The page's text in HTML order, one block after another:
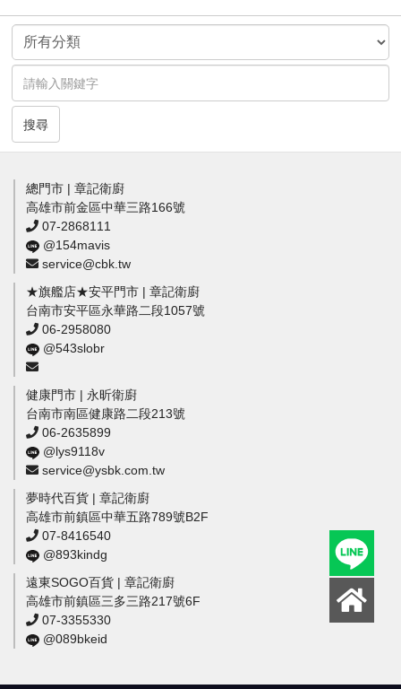
搜尋
總門市 | 章記衛廚
高雄市前金區中華三路166號
07-2868111
@154mavis
service@cbk.tw
★旗艦店★安平門市 | 章記衛廚
台南市安平區永華路二段1057號
06-2958080
@543slobr
健康門市 | 永昕衛廚
台南市南區健康路二段213號
06-2635899
@lys9118v
service@ysbk.com.tw
夢時代百貨 | 章記衛廚
高雄市前鎮區中華五路789號B2F
07-8416540
@893kindg
遠東SOGO百貨 | 章記衛廚
高雄市前鎮區三多三路217號6F
07-3355330
@089bkeid